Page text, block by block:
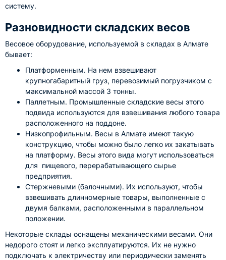
систему.
Разновидности складских весов
Весовое оборудование, используемой в складах в Алмате
бывает:
Платформенным. На нем взвешивают
крупногабаритный груз, перевозимый погрузчиком с
максимальной массой 3 тонны.
Паллетным. Промышленные складские весы этого
подвида используются для взвешивания любого товара
расположенного на поддоне.
Низкопрофильным. Весы в Алмате имеют такую
конструкцию, чтобы можно было легко их закатывать
на платформу. Весы этого вида могут использоваться
для пищевого, перерабатывающего сырье
предприятия.
Стержневыми (балочными). Их используют, чтобы
взвешивать длинномерные товары, выполненные с
двумя балками, расположенными в параллельном
положении.
Некоторые склады оснащены механическими весами. Они
недорого стоят и легко эксплуатируются. Их не нужно
подключать к электричеству или периодически заменять